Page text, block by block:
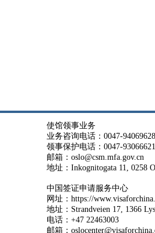
者
使馆领事业务
业务咨询电话：0047-
领事保护电话：0047-
邮箱：oslo@csm.mfa.gov.cn
地址：Inkognitogata 11, 0258
中国签证申请服务中心
网址： https://
地址：Strandveien 17, 1366
电话：+47 22463003
邮箱：